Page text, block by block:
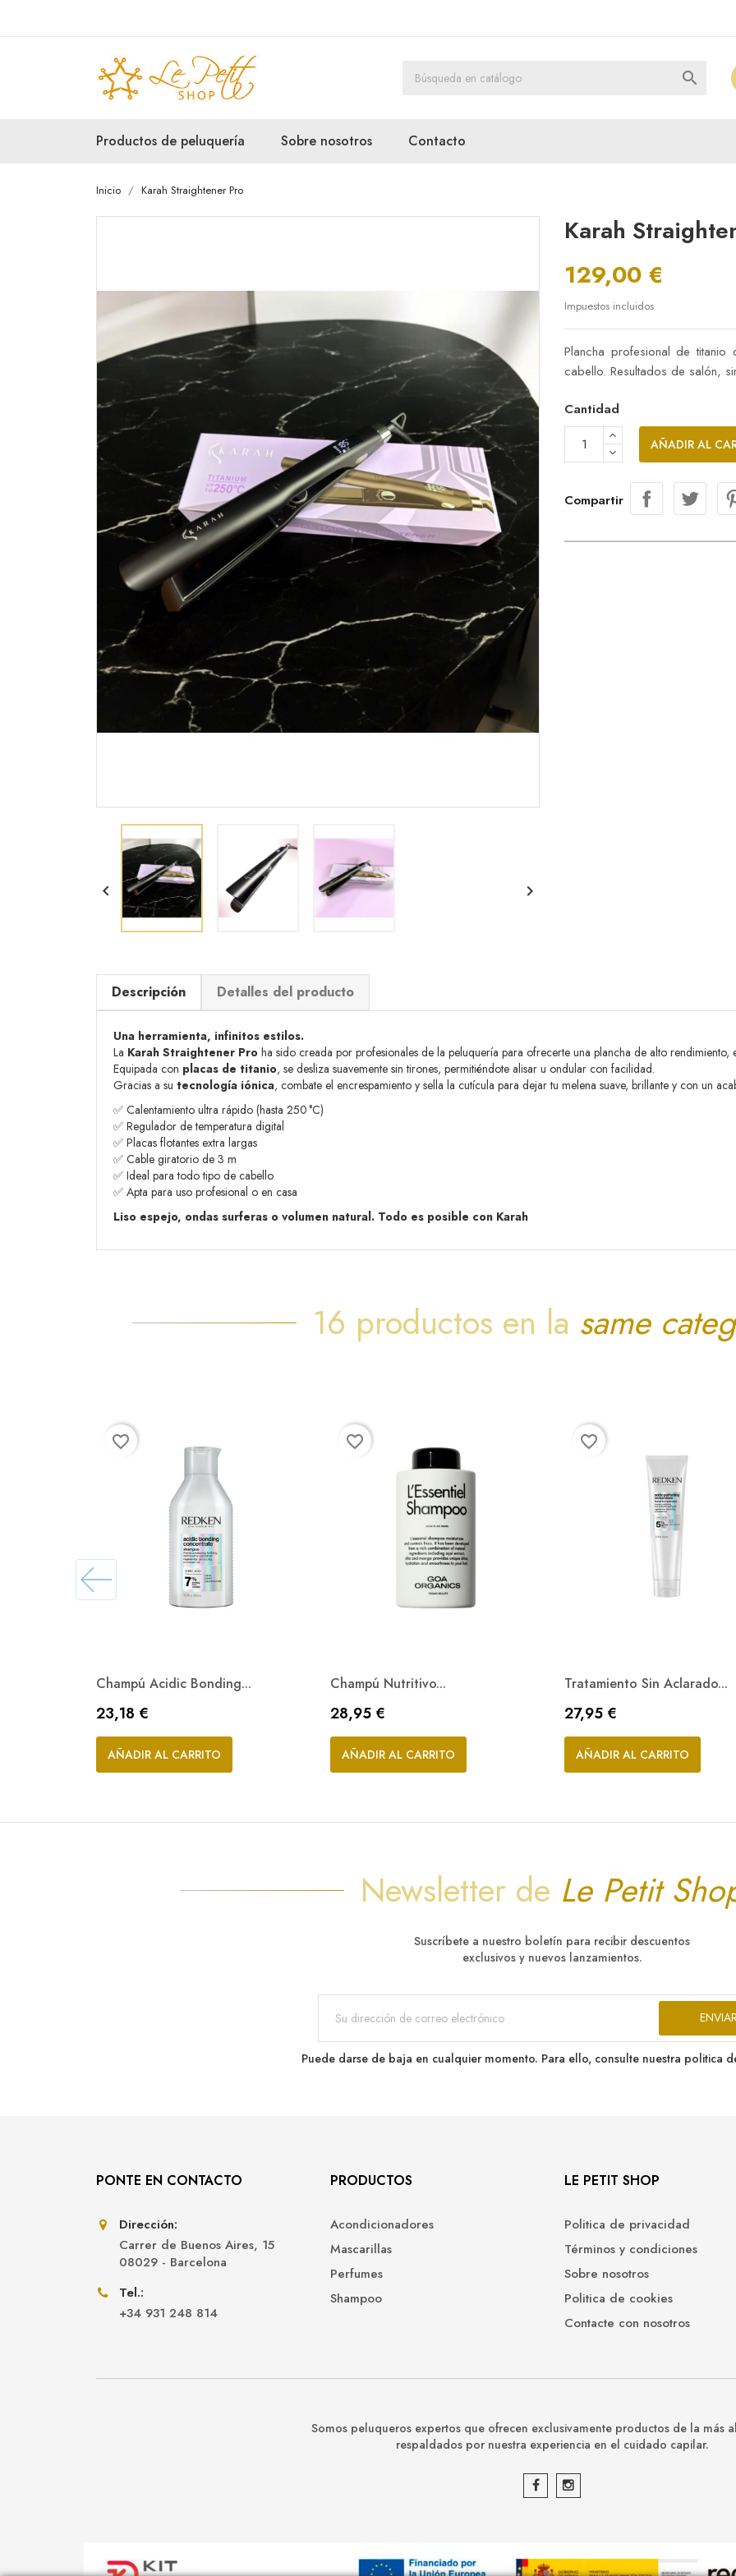

Productos de peluquería Sobre nosotros Contacto
Inicio Karah Straightener Pro
 
Karah
129,00 €
Impuestos incluidos
Plancha profesional de
cabello. Resultados de salón,
Cantidad
AÑADIR AL
Compartir
Descripción Detalles del producto
Una herramienta, infinitos estilos.
La Karah Straightener Pro ha sido creada por profesionales de la peluquería para ofrecerte una plancha de alto rendimiento,
Equipada con placas de titanio, se desliza suavemente sin tirones, permitiéndote alisar u ondular con facilidad.
Gracias a su tecnología iónica, combate el encrespamiento y sella la cutícula para dejar tu melena suave, brillante y con un
✅ Calentamiento ultra rápido (hasta 250 °C)
✅ Regulador de temperatura digital
✅ Placas flotantes extra largas
✅ Cable giratorio de 3 m
✅ Ideal para todo tipo de cabello
✅ Apta para uso profesional o en casa
Liso espejo, ondas surferas o volumen natural. Todo es posible con Karah
16 productos en la same
Champú Acidic Bonding...
Precio
23,18 €
AÑADIR AL CARRITO
favorite_border
Champú Nutritivo...
Precio
28,95 €
AÑADIR AL CARRITO
favorite_border
Tratamiento Sin Aclarado...
Precio
27,95 €
AÑADIR AL CARRITO
favorite_border
Newsletter de Le Petit
Suscríbete a nuestro boletín para recibir descuentos
exclusivos y nuevos lanzamientos.
Puede darse de baja en cualquier momento. Para ello, consulte nuestra politica
PONTE EN CONTACTO
Dirección:
Carrer de Buenos Aires, 15
08029 - Barcelona
Tel.:
+34 931 248 814
PRODUCTOS
Acondicionadores
Mascarillas
Perfumes
Shampoo
LE PETIT SHOP
Politica de privacidad
Términos y condiciones
Sobre nosotros
Politica de cookies
Contacte con nosotros
Somos peluqueros expertos que ofrecen exclusivamente productos de la más
respaldados por nuestra experiencia en el cuidado capilar.